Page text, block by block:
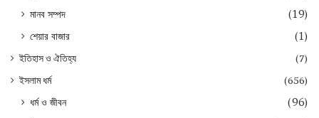
মানব সম্পদ
(19)
শেয়ার বাজার
(1)
ইতিহাস ও ঐতিহ্য
(7)
ইসলাম ধর্ম
(656)
ধর্ম ও জীবন (96)